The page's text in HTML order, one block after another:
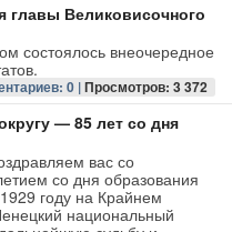
главы Великовисочного
состоялось внеочередное
0 |Просмотров: 3 372
— 85 лет со дня
вас со
со дня образования
году на Крайнем
национальный